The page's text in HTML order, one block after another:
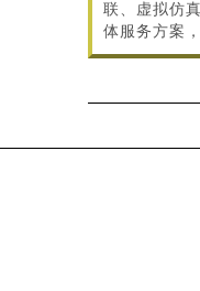
联、虚拟仿
体服务方案